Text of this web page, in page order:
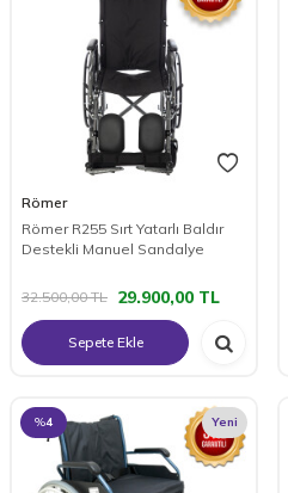
Römer
Römer R255 Sırt Yatarlı Baldır
Destekli Manuel Sandalye
32.500,00TL 29.900,00 TL
Sepete Ekle
%4 Yeni